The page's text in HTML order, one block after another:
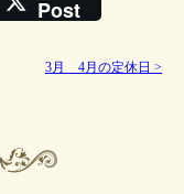
Post
3月 4月の定休日 >